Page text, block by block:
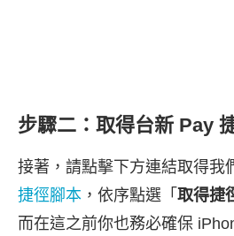
步驟二：取得台新 Pay
接著，請點擊下方連結取得我
捷徑腳本 ，依序點選「 取得捷
而在這之前你也務必確保